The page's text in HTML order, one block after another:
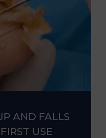
AND FALLS
USE